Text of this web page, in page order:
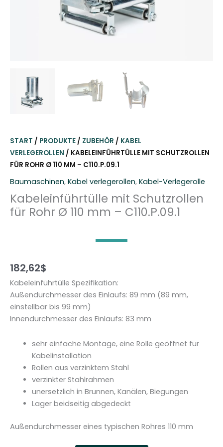
START / PRODUKTE / ZUBEHÖR / KABEL
VERLEGEROLLEN / KABELEINFÜHRTÜLLE MIT SCHUTZROLLEN
FÜR ROHR Ø 110 MM – C110.P.09.1
Baumaschinen, Kabel verlegerollen, Kabel-Verlegerolle
Kabeleinführtülle mit Schutzrollen
für Rohr Ø 110 mm – C110.P.09.1
182,62$
Kabeleinführtülle Spezifikation:
Außendurchmesser des Einlaufs: 89 mm (89 mm,
einstellbar bis 99 mm)
Innendurchmesser des Einlaufs: 83 mm
sehr einfache Montage, eine Rolle geöffnet für
Kabelinstallation
Rollen aus verzinktem Stahl
verzinkter Stahlrahmen
unersetzlich in Brunnen, Kanälen, Biegungen
Lager beidseitig abgedeckt
Außendurchmesser eines typischen Rohres 110 mm